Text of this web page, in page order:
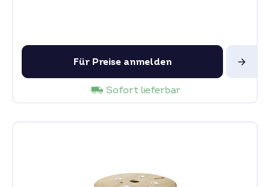
Für Preise anmelden
Sofort lieferbar